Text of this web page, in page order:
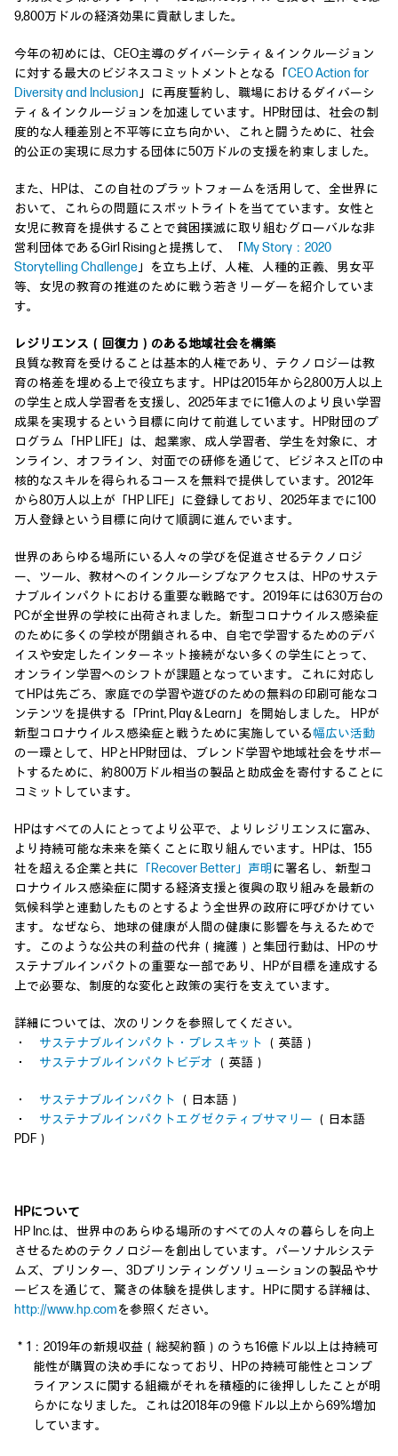
9,800万ドルの経済効果に貢献しました。
今年の初めには、CEO主導のダイバーシティ＆インクルージョン
に対する最大のビジネスコミットメントとなる「CEO Action for
Diversity and Inclusion」に再度誓約し、職場におけるダイバーシ
ティ＆インクルージョンを加速しています。HP財団は、社会の制
度的な人種差別と不平等に立ち向かい、これと闘うために、社会
的公正の実現に尽力する団体に50万ドルの支援を約束しました。
また、HPは、この自社のプラットフォームを活用して、全世界に
おいて、これらの問題にスポットライトを当てています。女性と
女児に教育を提供することで貧困撲滅に取り組むグローバルな非
営利団体であるGirl Risingと提携して、「My Story：2020
Storytelling Challenge」を立ち上げ、人権、人種的正義、男女平
等、女児の教育の推進のために戦う若きリーダーを紹介していま
す。
レジリエンス（回復力）のある地域社会を構築
良質な教育を受けることは基本的人権であり、テクノロジーは教
育の格差を埋める上で役立ちます。HPは2015年から2,800万人以上
の学生と成人学習者を支援し、2025年までに1億人のより良い学習
成果を実現するという目標に向けて前進しています。HP財団のプ
ログラム「HP LIFE」は、起業家、成人学習者、学生を対象に、オ
ンライン、オフライン、対面での研修を通じて、ビジネスとITの中
核的なスキルを得られるコースを無料で提供しています。2012年
から80万人以上が「HP LIFE」に登録しており、2025年までに100
万人登録という目標に向けて順調に進んでいます。
世界のあらゆる場所にいる人々の学びを促進させるテクノロジ
ー、ツール、教材へのインクルーシブなアクセスは、HPのサステ
ナブルインパクトにおける重要な戦略です。2019年には630万台の
PCが全世界の学校に出荷されました。新型コロナウイルス感染症
のために多くの学校が閉鎖される中、自宅で学習するためのデバ
イスや安定したインターネット接続がない多くの学生にとって、
オンライン学習へのシフトが課題となっています。これに対応し
てHPは先ごろ、家庭での学習や遊びのための無料の印刷可能なコ
ンテンツを提供する「Print, Play＆Learn」を開始しました。 HPが
新型コロナウイルス感染症と戦うために実施している幅広い活動
の一環として、HPとHP財団は、ブレンド学習や地域社会をサポー
トするために、約800万ドル相当の製品と助成金を寄付することに
コミットしています。
HPはすべての人にとってより公平で、よりレジリエンスに富み、
より持続可能な未来を築くことに取り組んでいます。HPは、155
社を超える企業と共に 「Recover Better」声明 に署名し、新型コ
ロナウイルス感染症に関する経済支援と復興の取り組みを最新の
気候科学と連動したものとするよう全世界の政府に呼びかけてい
ます。なぜなら、地球の健康が人間の健康に影響を与えるためで
す。このような公共の利益の代弁（擁護）と集団行動は、HPのサ
ステナブルインパクトの重要な一部であり、HPが目標を達成する
上で必要な、制度的な変化と政策の実行を支えています。
詳細については、次のリンクを参照してください。
・ サステナブルインパクト・プレスキット （英語）
・ サステナブルインパクトビデオ （英語）
・ サステナブルインパクト （日本語）
・ サステナブルインパクトエグゼクティブサマリー （日本語
PDF）
HPについて
HP Inc.は、世界中のあらゆる場所のすべての人々の暮らしを向上
させるためのテクノロジーを創出しています。パーソナルシステ
ムズ、プリンター、3Dプリンティングソリューションの製品やサ
ービスを通じて、驚きの体験を提供します。HPに関する詳細は、
http://www.hp.comを参照ください。
＊1：2019年の新規収益（総契約額）のうち16億ドル以上は持続可
能性が購買の決め手になっており、HPの持続可能性とコンプ
ライアンスに関する組織がそれを積極的に後押ししたことが明
らかになりました。これは2018年の9億ドル以上から69%増加
しています。